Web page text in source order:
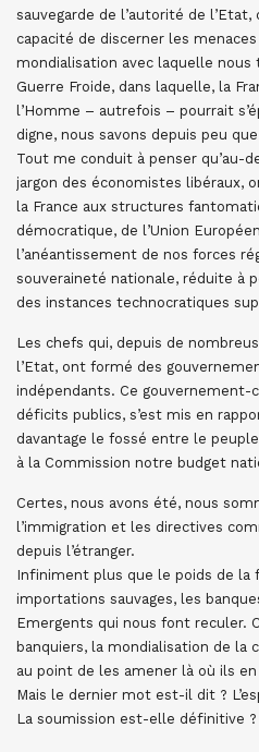
sauvegarde de l’autorité de
capacité de discerner les menaces
mondialisation avec laquelle nous
Guerre Froide, dans laquelle, la
l’Homme – autrefois – pourrait
digne, nous savons depuis peu
Tout me conduit à penser qu’au-
jargon des économistes libéraux,
la France aux structures
démocratique, de l’Union
l’anéantissement de nos forces
souveraineté nationale, réduite à
des instances technocratiques
Les chefs qui, depuis de
l’Etat, ont formé des
indépendants. Ce gouvernement-
déficits publics, s’est mis en
davantage le fossé entre le
à la Commission notre budget
Certes, nous avons été, nous
l’immigration et les directives
depuis l’étranger.
Infiniment plus que le poids de la
importations sauvages, les
Emergents qui nous font reculer.
banquiers, la mondialisation de la
au point de les amener là où ils en
Mais le dernier mot est-il dit ?
La soumission est-elle définitive ?